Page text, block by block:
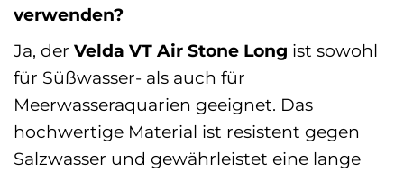
verwenden?
Ja, der Velda VT Air Stone Long ist sowohl
für Süßwasser- als auch für
Meerwasseraquarien geeignet. Das
hochwertige Material ist resistent gegen
Salzwasser und gewährleistet eine lange